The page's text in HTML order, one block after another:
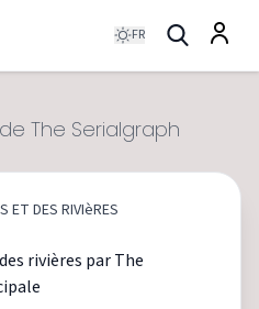
FR
The Serialgraph
ET DES RIVIèRES